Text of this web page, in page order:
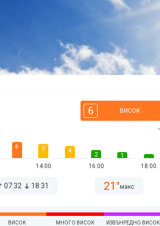
6 ВИСОК
6 5
14:00
4
2
16:00
1
18:00
07:32 18:31 21°макс
ВИСОК МНОГО ВИСОК ИЗВЪНРЕДНО ВИСОК